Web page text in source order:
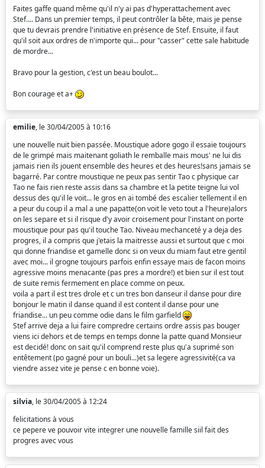
Faites gaffe quand même qu'il n'y ai pas d'hyperattachement avec
Stef.... Dans un premier temps, il peut contrôler la bête, mais je pense
que tu devrais prendre l'initiative en présence de Stef. Ensuite, il faut
qu'il soit aux ordres de n'importe qui... pour "casser" cette sale habitude
de mordre...
Bravo pour la gestion, c'est un beau boulot...
Bon courage et a+
emilie, le 30/04/2005 à 10:16
une nouvelle nuit bien passée. Moustique adore gogo il essaie toujours
de le grimpé mais maitenant goliath le remballe mais mous' ne lui dis
jamais rien ils jouent ensemble des heures et des heures!sans jamais se
bagarré. Par contre moustique ne peux pas sentir Tao c physique car
Tao ne fais rien reste assis dans sa chambre et la petite teigne lui vol
dessus des qu'il le voit... le gros en ai tombé des escalier tellement il en
a peur du coup il a mal a une papatte(on voit le veto tout a l'heure)alors
on les separe et si il risque d'y avoir croisement pour l'instant on porte
moustique pour pas qu'il touche Tao. Niveau mechanceté y a deja des
progres, il a compris que j'etais la maitresse aussi et surtout que c moi
qui donne friandise et gamelle donc si on veux du miam faut etre gentil
avec moi... il grogne toujours parfois enfin essaye mais de facon moins
agressive moins menacante (pas pres a mordre!) et bien sur il est tout
de suite remis fermement en place comme on peux.
voila a part il est tres drole et c un tres bon danseur il danse pour dire
bonjour le matin il danse quand il est content il danse pour une
friandise... un peu comme odie dans le film garfield
Stef arrive deja a lui faire compredre certains ordre assis pas bouger
viens ici dehors et de temps en temps donne la patte quand Monsieur
est decidé! donc on sait qu'il comprend reste plus qu'a suprimé son
entêtement (po gagné pour un bouli...)et sa legere agressivité(ca va
viendre assez vite je pense c en bonne voie).
silvia, le 30/04/2005 à 12:24
felicitations à vous
ce pepere ve pouvoir vite integrer une nouvelle famille siil fait des
progres avec vous